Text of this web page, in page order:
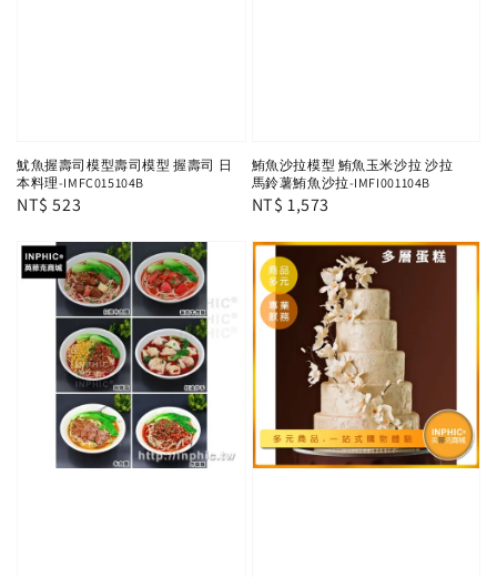
魷魚握壽司模型壽司模型 握壽司 日
本料理-IMFC015104B
Regular
NT$ 523
鮪魚沙拉模型 鮪魚玉米沙拉 沙拉
馬鈴薯鮪魚沙拉-IMFI001104B
Regular
NT$ 1,573